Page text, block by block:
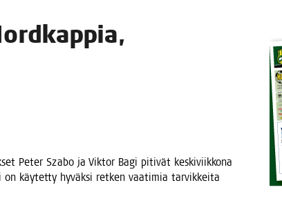
Peter Sza­bo ja Vik­tor Bagi piti­vät kes­ki­viik­ko­na
käy­tet­ty hyväk­si ret­ken vaa­ti­mia tar­vik­kei­ta